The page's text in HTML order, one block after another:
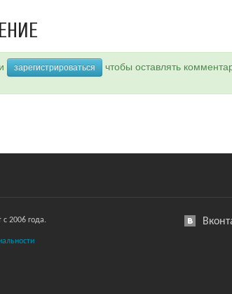
зарегистрироваться
чтобы оставлять
с 2006 года.